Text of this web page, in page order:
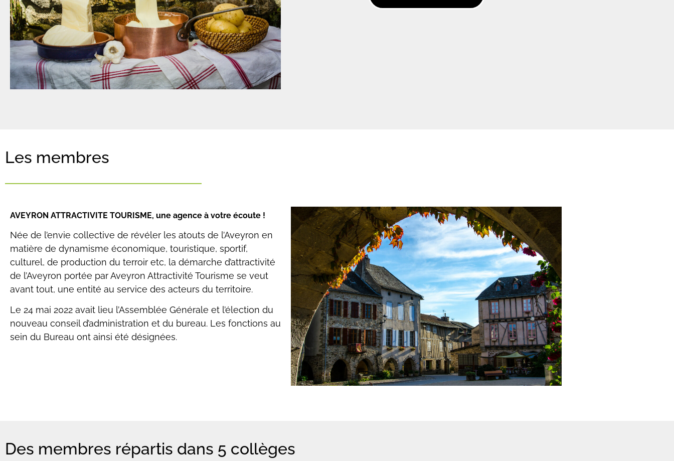
Les membres
AVEYRON ATTRACTIVITE TOURISME, une agence à votre écoute !
Née de l’envie collective de révéler les atouts de l’Aveyron en
matière de dynamisme économique, touristique, sportif,
culturel, de production du terroir etc, la démarche d’attractivité
de l’Aveyron portée par Aveyron Attractivité Tourisme se veut
avant tout, une entité au service des acteurs du territoire.
Le 24 mai 2022 avait lieu l’Assemblée Générale et l’élection du
nouveau conseil d’administration et du bureau. Les fonctions au
sein du Bureau ont ainsi été désignées.
Des membres répartis dans 5 collèges